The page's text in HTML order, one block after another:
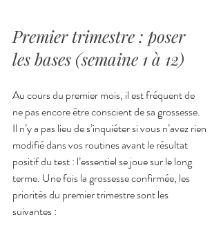
Premier trimestre : poser
les bases (semaine 1 à 12)
Au cours du premier mois, il est fréquent de
ne pas encore être conscient de sa grossesse.
Il n’y a pas lieu de s’inquiéter si vous n’avez rien
modifié dans vos routines avant le résultat
positif du test : l’essentiel se joue sur le long
terme. Une fois la grossesse confirmée, les
priorités du premier trimestre sont les
suivantes :